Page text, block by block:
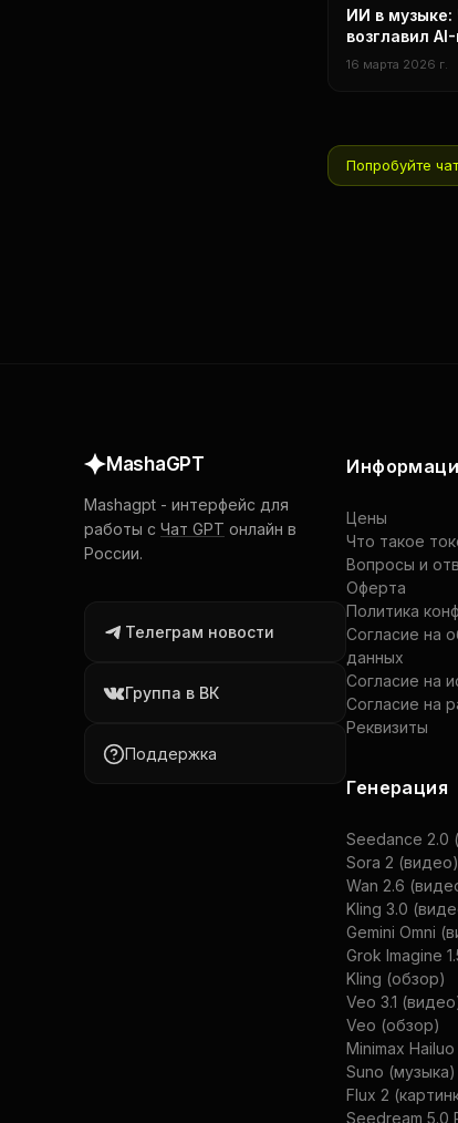
Технологии
ИИ в музыке:
возглавил
Universal
16 марта 2026 г.
Попробуйте чат
MashaGPT
Mashagpt - интерфейс для
работы с Чат GPT онлайн в
России.
Телеграм новости
Группа в ВК
Поддержка
Цены
Что такое
Вопросы и
Оферта
Политика
Согласие на
данных
Согласие на
Согласие на
Реквизиты
Генерация
Seedance 2.0
Sora 2 (видео)
Wan 2.6
Kling 3.0
Gemini Omni
Grok Imagine
Kling (обзор)
Veo 3.1
Veo (обзор)
Minimax
Suno (музыка)
Flux 2
Seedream 5.0